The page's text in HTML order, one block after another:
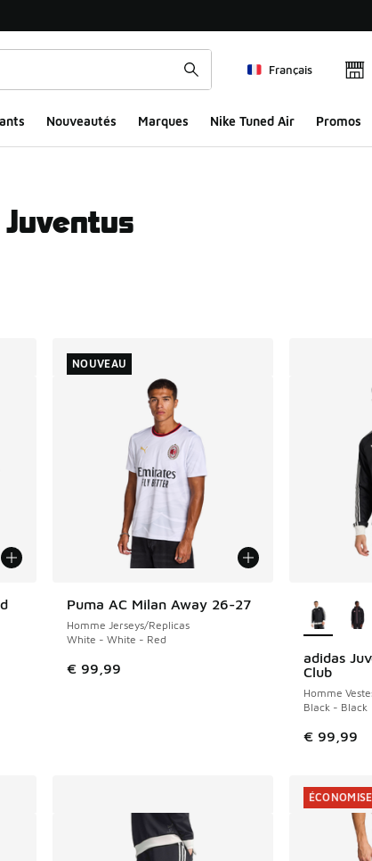
Français
Nouveautés Marques Nike Tuned Air Promos
Puma AC Milan Away 26-27
Homme Jerseys/Replicas
White - White - Red
€ 99,99
NOUVEAU
NOUVEAU
adidas
Club
Homme
Black - Black
€ 99,99